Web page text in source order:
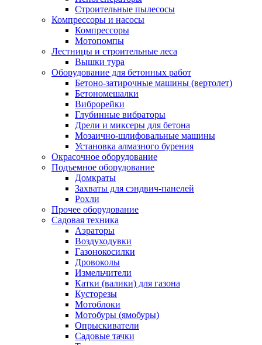
Строительные пылесосы
Компрессоры и насосы
Компрессоры
Мотопомпы
Лестницы и строительные леса
Вышки тура
Оборудование для бетонных работ
Бетоно-затирочные машины (вертолет)
Бетономешалки
Виброрейки
Глубинные вибраторы
Дрели и миксеры для бетона
Мозаично-шлифовальные машины
Установка алмазного бурения
Окрасочное оборудование
Подъемное оборудование
Домкраты
Захваты для сэндвич-панелей
Рохли
Прочее оборудование
Садовая техника
Аэраторы
Воздуходувки
Газонокосилки
Дровоколы
Измельчители
Катки (валики) для газона
Кусторезы
Мотоблоки
Мотобуры (ямобуры)
Опрыскиватели
Садовые тачки